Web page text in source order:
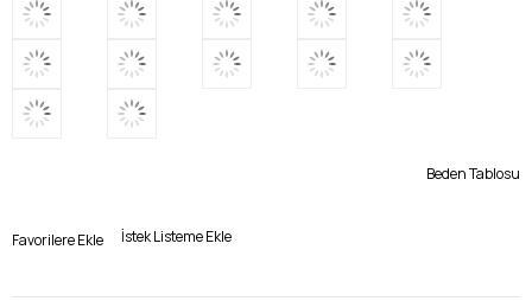
Beden Tablosu
Favorilere Ekle İstek Listeme Ekle